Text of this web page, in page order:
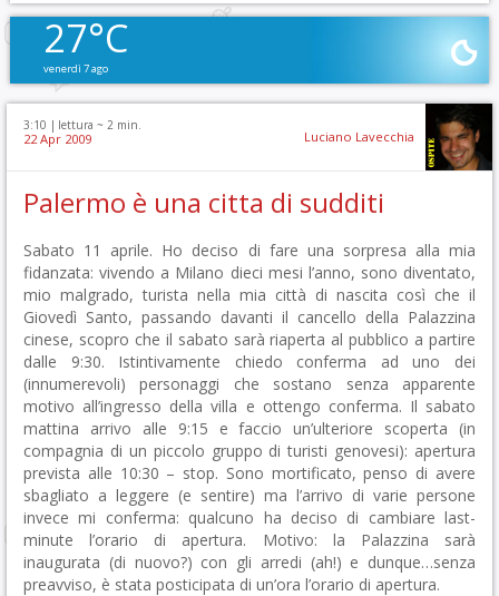
27°C
venerdì 7 ago
3:10 | lettura ~ 2 min.
22 Apr 2009 Luciano Lavecchia
Palermo è una citta di sudditi
Sabato 11 aprile. Ho deciso di fare una sorpresa alla mia
fidanzata: vivendo a Milano dieci mesi l’anno, sono diventato,
mio malgrado, turista nella mia città di nascita così che il
Giovedì Santo, passando davanti il cancello della Palazzina
cinese, scopro che il sabato sarà riaperta al pubblico a partire
dalle 9:30. Istintivamente chiedo conferma ad uno dei
(innumerevoli) personaggi che sostano senza apparente
motivo all’ingresso della villa e ottengo conferma. Il sabato
mattina arrivo alle 9:15 e faccio un’ulteriore scoperta (in
compagnia di un piccolo gruppo di turisti genovesi): apertura
prevista alle 10:30 – stop. Sono mortificato, penso di avere
sbagliato a leggere (e sentire) ma l’arrivo di varie persone
invece mi conferma: qualcuno ha deciso di cambiare last-
minute l’orario di apertura. Motivo: la Palazzina sarà
inaugurata (di nuovo?) con gli arredi (ah!) e dunque…senza
preavviso, è stata posticipata di un’ora l’orario di apertura.